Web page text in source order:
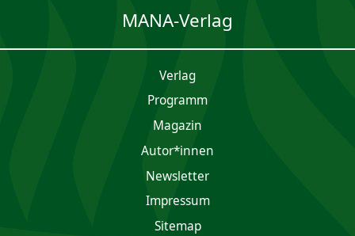
MANA-Verlag
Verlag
Programm
Magazin
Autor*innen
Newsletter
Impres­sum
Sitemap